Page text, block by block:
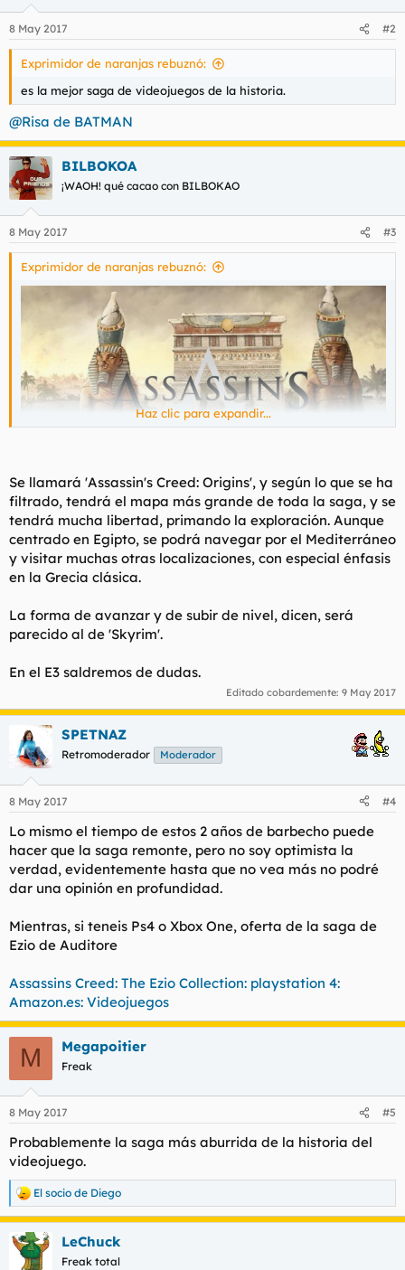
8 May 2017 #2
Exprimidor de naranjas rebuznó:
es la mejor saga de videojuegos de la historia.
@Risa de BATMAN
BILBOKOA
¡WAOH! qué cacao con BILBOKAO
8 May 2017 #3
Exprimidor de naranjas rebuznó:
Abro este necesario hilo porque están viéndose ya imágenes
del nuevo títulode la que es la mejor saga de videojuegos
de la historia.
Esta vez nos trasladaremos al antiguo Egipto. Desconozco
cómo será el tema del parkour por las pirámides pero el tema
de las mazmorras tiene buena pinta.
Espero que esta vez el guión no haga agua por todas partes.
Haz clic para expandir...
Se llamará 'Assassin's Creed: Origins', y según lo que se ha
filtrado, tendrá el mapa más grande de toda la saga, y se
tendrá mucha libertad, primando la exploración. Aunque
centrado en Egipto, se podrá navegar por el Mediterráneo
y visitar muchas otras localizaciones, con especial énfasis
en la Grecia clásica.
La forma de avanzar y de subir de nivel, dicen, será
parecido al de 'Skyrim'.
En el E3 saldremos de dudas.
Editado cobardemente: 9 May 2017
SPETNAZ
Retromoderador Moderador
8 May 2017 #4
Lo mismo el tiempo de estos 2 años de barbecho puede
hacer que la saga remonte, pero no soy optimista la
verdad, evidentemente hasta que no vea más no podré
dar una opinión en profundidad.
Mientras, si teneis Ps4 o Xbox One, oferta de la saga de
Ezio de Auditore
Assassins Creed: The Ezio Collection: playstation 4:
Amazon.es: Videojuegos
M Megapoitier
Freak
8 May 2017 #5
Probablemente la saga más aburrida de la historia del
videojuego.
R
e
a
c
c
El socio de Diego
LeChuck
Freak total